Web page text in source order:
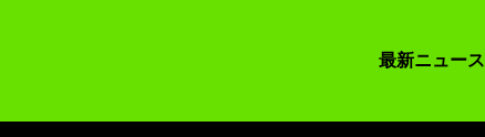
最新ニュース